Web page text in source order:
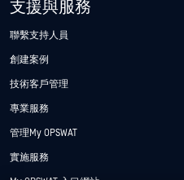
支援與服務
聯繫支持人員
創建案例
技術客戶管理
專業服務
管理My OPSWAT
實施服務